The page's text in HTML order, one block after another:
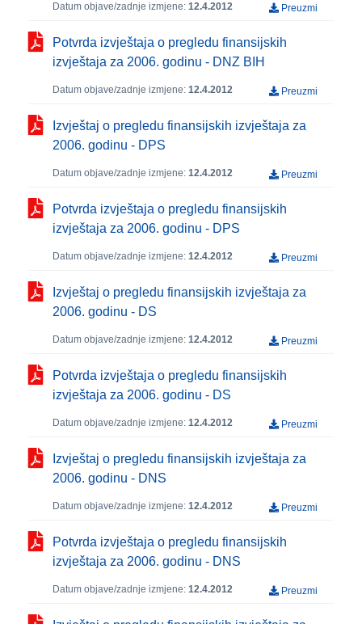
Datum objave/zadnje izmjene: 12.4.2012 Preuzmi
Potvrda izvještaja o pregledu finansijskih
izvještaja za 2006. godinu - DNZ BIH
Datum objave/zadnje izmjene: 12.4.2012 Preuzmi
Izvještaj o pregledu finansijskih izvještaja za
2006. godinu - DPS
Datum objave/zadnje izmjene: 12.4.2012 Preuzmi
Potvrda izvještaja o pregledu finansijskih
izvještaja za 2006. godinu - DPS
Datum objave/zadnje izmjene: 12.4.2012 Preuzmi
Izvještaj o pregledu finansijskih izvještaja za
2006. godinu - DS
Datum objave/zadnje izmjene: 12.4.2012 Preuzmi
Potvrda izvještaja o pregledu finansijskih
izvještaja za 2006. godinu - DS
Datum objave/zadnje izmjene: 12.4.2012 Preuzmi
Izvještaj o pregledu finansijskih izvještaja za
2006. godinu - DNS
Datum objave/zadnje izmjene: 12.4.2012 Preuzmi
Potvrda izvještaja o pregledu finansijskih
izvještaja za 2006. godinu - DNS
Datum objave/zadnje izmjene: 12.4.2012 Preuzmi